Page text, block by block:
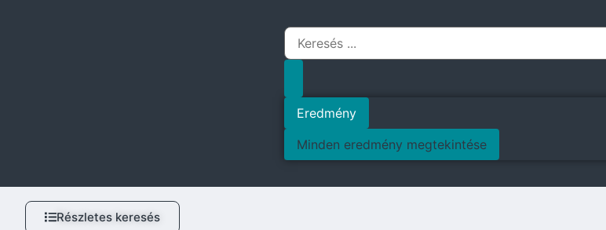
Eredmény
Minden eredmény megtekintése
Részletes keresés